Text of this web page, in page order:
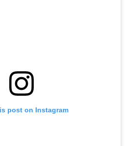
post on Instagram